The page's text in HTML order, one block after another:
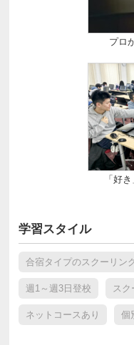
プロ
「好
学習スタイル
合宿タイプのスクーリン
週1～週3日登校 ス
ネットコースあり 個